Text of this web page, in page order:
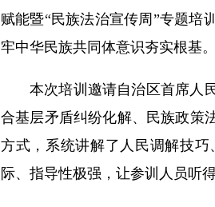
赋能暨“民族法治宣传周”专题培
牢中华民族共同体意识夯实根基。
本次培训邀请自治区首席人
合基层矛盾纠纷化解、民族政策
方式，系统讲解了人民调解技
际、指导性极强，让参训人员听